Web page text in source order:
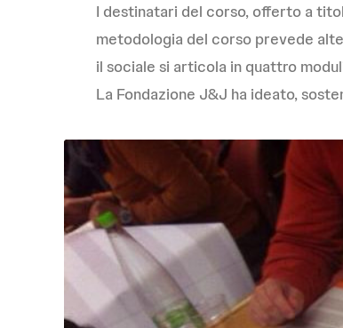
I destinatari del corso, offerto a
metodologia del corso prevede
il sociale si articola in quattro
La Fondazione J&J ha ideato,